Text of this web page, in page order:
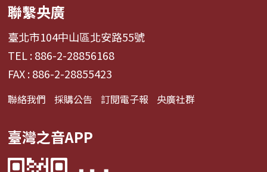
聯繫央廣
臺北市104中山區北安路55號
TEL : 886-2-28856168
FAX : 886-2-28855423
聯絡我們 採購公告 訂閱電子報 央廣社群
臺灣之音APP